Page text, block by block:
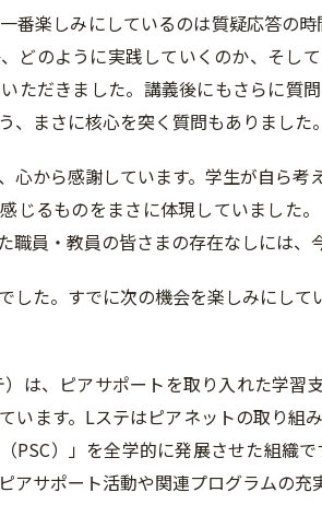
番楽しみにしているのは質疑応答の
どのように実践していくのか、そし
ただきました。講義後にもさらに質
、まさに核心を突く質問もありました。
心から感謝しています。学生が自ら
じるものをまさに体現していました
職員・教員の皆さまの存在なしには、
した。すでに次の機会を楽しみにして
は、ピアサポートを取り入れた学習
います。Lステはピアネットの取り組
PSC）」を全学的に発展させた組織
アサポート活動や関連プログラムの充